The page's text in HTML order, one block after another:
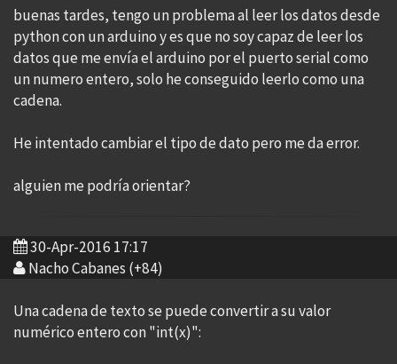
buenas tardes, tengo un problema al leer los datos desde
python con un arduino y es que no soy capaz de leer los
datos que me envía el arduino por el puerto serial como
un numero entero, solo he conseguido leerlo como una
cadena.
He intentado cambiar el tipo de dato pero me da error.
alguien me podría orientar?
30-Apr-2016 17:17
Nacho Cabanes (+84)
Una cadena de texto se puede convertir a su valor
numérico entero con "int(x)":